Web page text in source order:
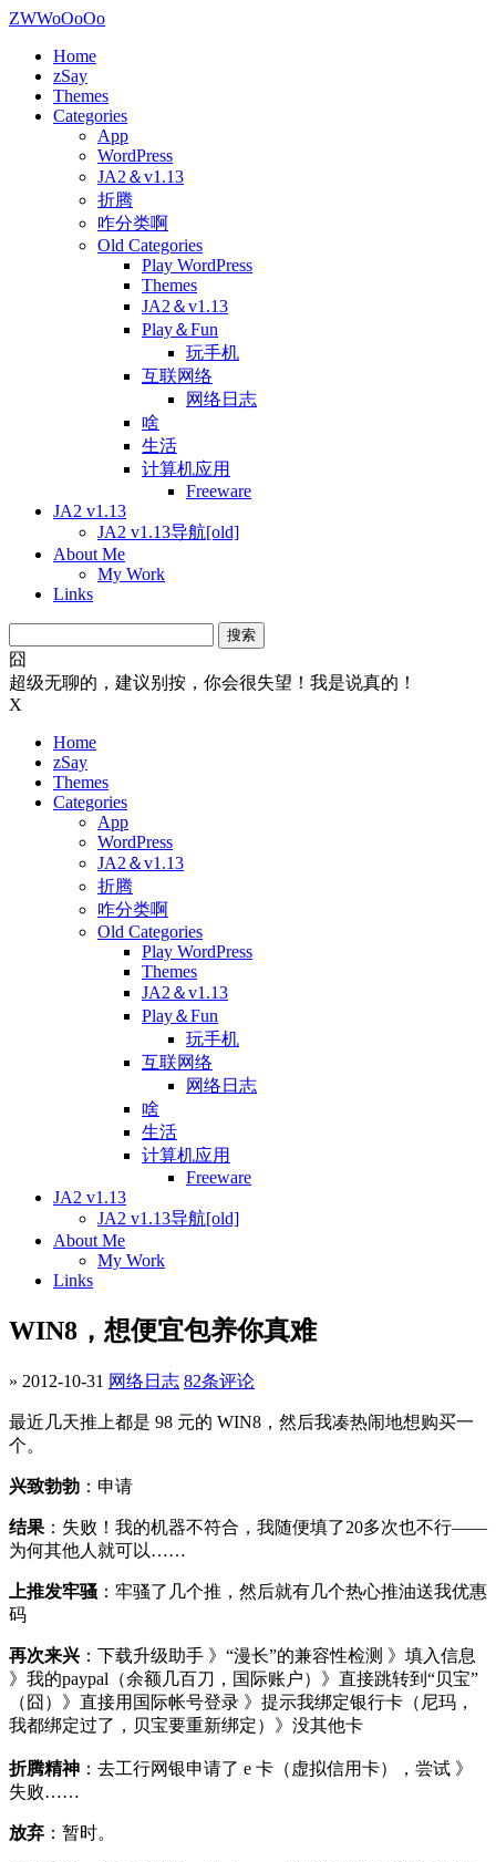
ZWWoOoOo
Home
zSay
Themes
Categories
App
WordPress
JA2＆v1.13
折腾
咋分类啊
Old Categories
Play WordPress
Themes
JA2＆v1.13
Play＆Fun
玩手机
互联网络
网络日志
啥
生活
计算机应用
Freeware
JA2 v1.13
JA2 v1.13导航[old]
About Me
My Work
Links
索：
囧
超级无聊的，建议别按，你会很失望！我是说真的！
X
Home
zSay
Themes
Categories
App
WordPress
JA2＆v1.13
折腾
咋分类啊
Old Categories
Play WordPress
Themes
JA2＆v1.13
Play＆Fun
玩手机
互联网络
网络日志
啥
生活
计算机应用
Freeware
JA2 v1.13
JA2 v1.13导航[old]
About Me
My Work
Links
WIN8，想便宜包养你真难
» 2012-10-31 网络日志 82条评论
最近几天推上都是 98 元的 WIN8，然后我凑热闹地想购买一
个。
兴致勃勃 ：申请
结果 ：失败！我的机器不符合，我随便填了20多次也不行——
为何其他人就可以……
上推发牢骚 ：牢骚了几个推，然后就有几个热心推油送我优惠
码
再次来兴 ：下载升级助手 》“漫长”的兼容性检测 》填入信息
》我的paypal（余额几百刀，国际账户）》直接跳转到“贝宝”
（囧）》直接用国际帐号登录 》提示我绑定银行卡（尼玛，
我都绑定过了，贝宝要重新绑定）》没其他卡
折腾精神 ：去工行网银申请了 e 卡（虚拟信用卡），尝试 》
失败……
放弃 ：暂时。